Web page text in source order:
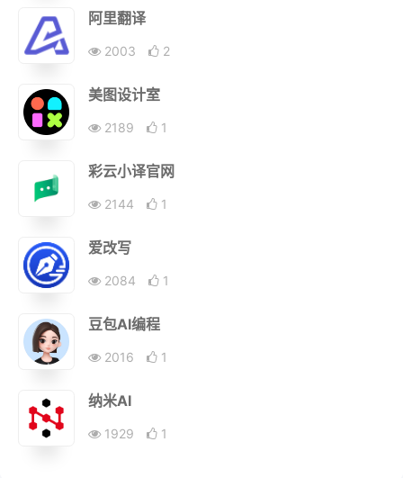
阿里翻译
2003 2
美图设计室
2189 1
彩云小译官网
2144 1
爱改写
2084 1
豆包AI编程
2016 1
纳米AI
1929 1